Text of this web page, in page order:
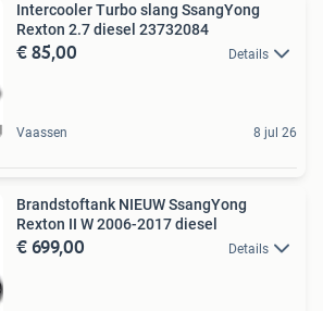
Intercooler Turbo slang SsangYong
Rexton 2.7 diesel 23732084
€ 85,00 Details
Vaassen 8 jul 26
Brandstoftank NIEUW SsangYong
Rexton II W 2006-2017 diesel
€ 699,00 Details